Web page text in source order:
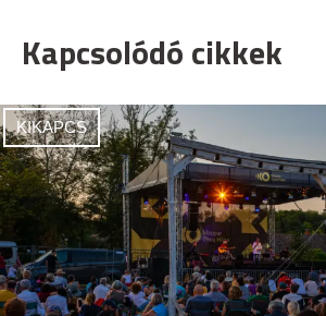
Kapcsolódó cikkek
KIKAPCS